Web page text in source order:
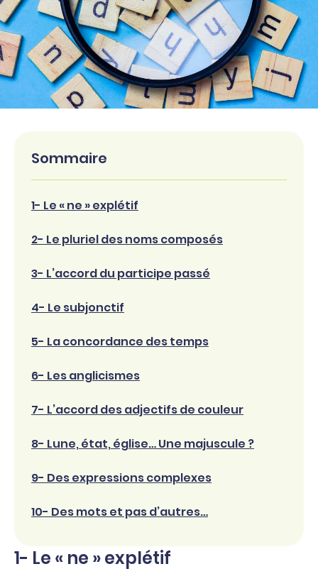
Sommaire
1- Le « ne » explétif
2- Le pluriel des noms composés
3- L’accord du participe passé
4- Le subjonctif
5- La concordance des temps
6- Les anglicismes
7- L’accord des adjectifs de couleur
8- Lune, état, église… Une majuscule ?
9- Des expressions complexes
10- Des mots et pas d’autres…
1- Le « ne » explétif